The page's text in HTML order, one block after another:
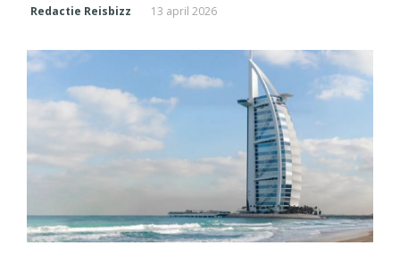
Redactie Reisbizz 13 april 2026